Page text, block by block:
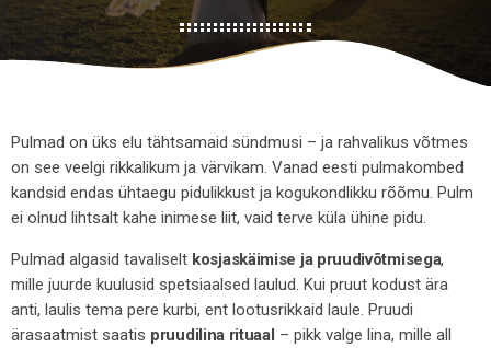
Pulmad on üks elu tähtsamaid sündmusi – ja rahvalikus võtmes
on see veelgi rikkalikum ja värvikam. Vanad eesti pulmakombed
kandsid endas ühtaegu pidulikkust ja kogukondlikku rõõmu. Pulm
ei olnud lihtsalt kahe inimese liit, vaid terve küla ühine pidu.
Pulmad algasid tavaliselt kosjaskäimise ja pruudivõtmisega,
mille juurde kuulusid spetsiaalsed laulud. Kui pruut kodust ära
anti, laulis tema pere kurbi, ent lootusrikkaid laule. Pruudi
ärasaatmist saatis pruudilina rituaal – pikk valge lina, mille all